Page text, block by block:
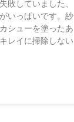
敗していました、
いっぱいです。紗
シューを塗ったあ
レイに掃除しない